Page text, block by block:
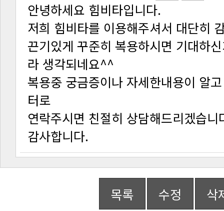
안녕하세요 힘비타입니다.
저희 힘비타를 이용해주셔서 대단히
라 생각되네요^^
터로
연락주시면 친절히 상담해드리겠습니
감사합니다.
목록 수정 삭